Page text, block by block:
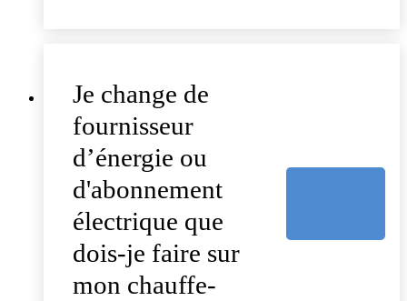
Je change de
fournisseur
d’énergie ou
d'abonnement
électrique que
dois-je faire sur
mon chauffe-